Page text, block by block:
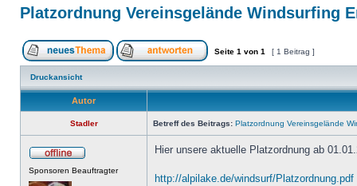
Platzordnung Vereinsgelände Windsurfing
Seite 1 von 1 [ 1 Beitrag ]
Druckansicht
Autor
Stadler Betreff des Beitrags: Platzordnung Vereinsgelände
Sponsoren Beauftragter
Hier unsere aktuelle Platzordnung ab
http://alpilake.de/windsurf/Platzordnung.pdf